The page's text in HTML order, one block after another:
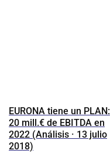
EURONA tiene un PLAN:
20 mill.€ de EBITDA en
2022 (Análisis · 13 julio
2018)